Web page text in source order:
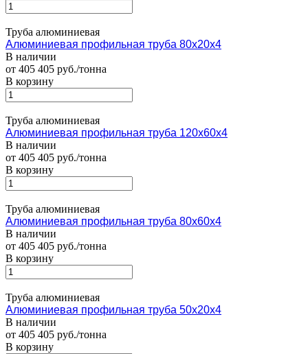
Труба алюминиевая
Алюминиевая профильная труба 80х20х4
В наличии
от 405 405 руб./тонна
В корзину
Труба алюминиевая
Алюминиевая профильная труба 120х60х4
В наличии
от 405 405 руб./тонна
В корзину
Труба алюминиевая
Алюминиевая профильная труба 80х60х4
В наличии
от 405 405 руб./тонна
В корзину
Труба алюминиевая
Алюминиевая профильная труба 50х20х4
В наличии
от 405 405 руб./тонна
В корзину